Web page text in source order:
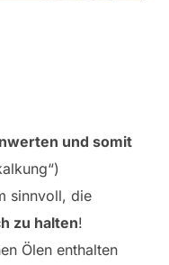
und somit
sinnvoll, die
zu halten!
Ölen enthalten